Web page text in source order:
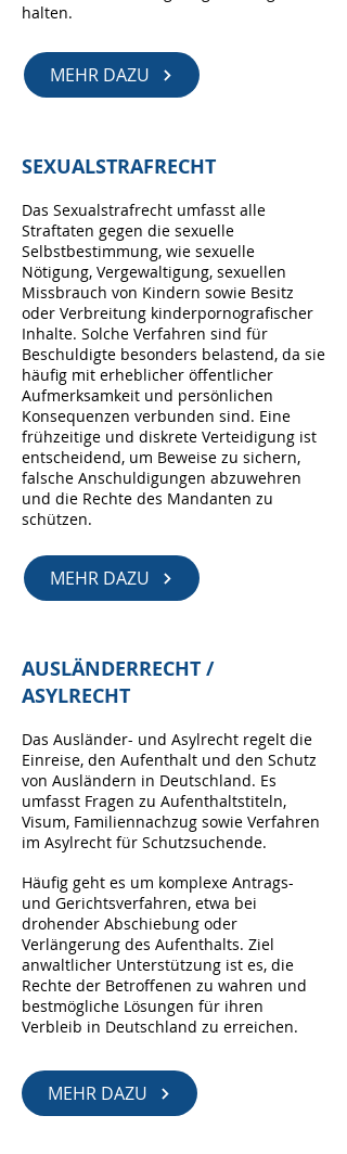
halten.
MEHR DAZU
SEXUALSTRAFRECHT
Das Sexualstrafrecht umfasst alle
Straftaten gegen die sexuelle
Selbstbestimmung, wie sexuelle
Nötigung, Vergewaltigung, sexuellen
Missbrauch von Kindern sowie Besitz
oder Verbreitung kinderpornografischer
Inhalte. Solche Verfahren sind für
Beschuldigte besonders belastend, da sie
häufig mit erheblicher öffentlicher
Aufmerksamkeit und persönlichen
Konsequenzen verbunden sind. Eine
frühzeitige und diskrete Verteidigung ist
entscheidend, um Beweise zu sichern,
falsche Anschuldigungen abzuwehren
und die Rechte des Mandanten zu
schützen.
MEHR DAZU
AUSLÄNDERRECHT /
ASYLRECHT
Das Ausländer- und Asylrecht regelt die
Einreise, den Aufenthalt und den Schutz
von Ausländern in Deutschland. Es
umfasst Fragen zu Aufenthaltstiteln,
Visum, Familiennachzug sowie Verfahren
im Asylrecht für Schutzsuchende.
Häufig geht es um komplexe Antrags-
und Gerichtsverfahren, etwa bei
drohender Abschiebung oder
Verlängerung des Aufenthalts. Ziel
anwaltlicher Unterstützung ist es, die
Rechte der Betroffenen zu wahren und
bestmögliche Lösungen für ihren
Verbleib in Deutschland zu erreichen.
MEHR DAZU